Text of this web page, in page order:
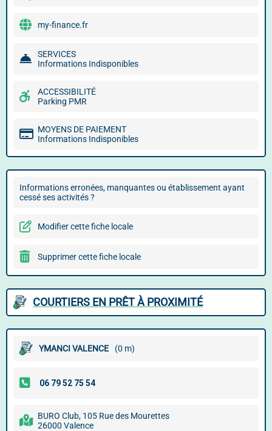
my-finance.fr
SERVICES
Informations Indisponibles
ACCESSIBILITÉ
Parking PMR
MOYENS DE PAIEMENT
Informations Indisponibles
Informations erronées, manquantes ou établissement ayant
cessé ses activités ?
Modifier cette fiche locale
Supprimer cette fiche locale
COURTIERS EN PRÊT À PROXIMITÉ
YMANCI VALENCE (0 m)
BURO Club, 105 Rue des Mourettes
26000 Valence